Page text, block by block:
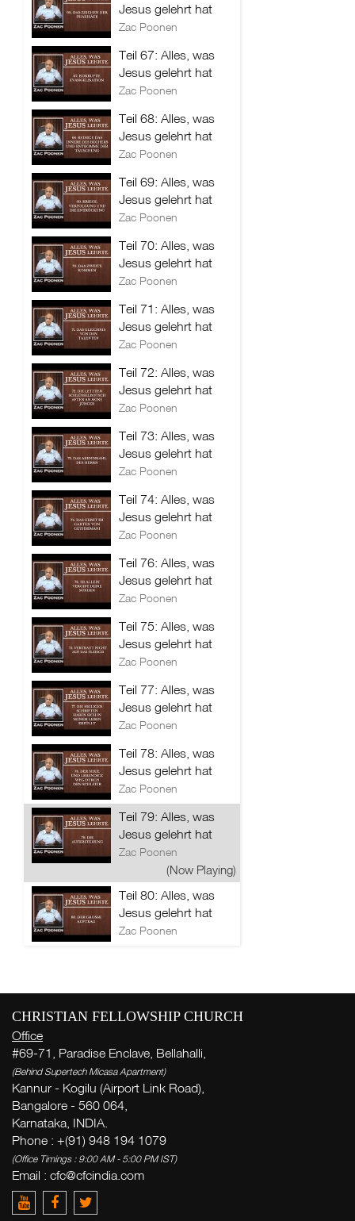
Jesus gelehrt hat
Zac Poonen
Teil 67: Alles, was
Jesus gelehrt hat
Zac Poonen
Teil 68: Alles, was
Jesus gelehrt hat
Zac Poonen
Teil 69: Alles, was
Jesus gelehrt hat
Zac Poonen
Teil 70: Alles, was
Jesus gelehrt hat
Zac Poonen
Teil 71: Alles, was
Jesus gelehrt hat
Zac Poonen
Teil 72: Alles, was
Jesus gelehrt hat
Zac Poonen
Teil 73: Alles, was
Jesus gelehrt hat
Zac Poonen
Teil 74: Alles, was
Jesus gelehrt hat
Zac Poonen
Teil 76: Alles, was
Jesus gelehrt hat
Zac Poonen
Teil 75: Alles, was
Jesus gelehrt hat
Zac Poonen
Teil 77: Alles, was
Jesus gelehrt hat
Zac Poonen
Teil 78: Alles, was
Jesus gelehrt hat
Zac Poonen
Teil 79: Alles, was
Jesus gelehrt hat
Zac Poonen
(Now Playing)
Teil 80: Alles, was
Jesus gelehrt hat
Zac Poonen
CHRISTIAN FELLOWSHIP CHURCH
Office
#69-71, Paradise Enclave, Bellahalli,
(Behind Supertech Micasa Apartment)
Kannur - Kogilu (Airport Link Road),
Bangalore - 560 064,
Karnataka, INDIA.
Phone : +(91) 948 194 1079
(Office Timings : 9:00 AM - 5:00 PM IST)
Email : cfc@cfcindia.com